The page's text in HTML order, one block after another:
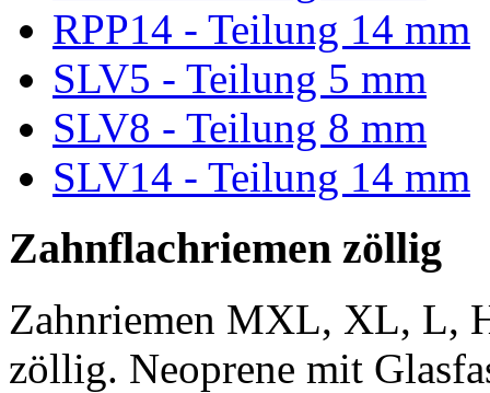
RPP14 - Teilung 14 mm
SLV5 - Teilung 5 mm
SLV8 - Teilung 8 mm
SLV14 - Teilung 14 mm
Zahnflachriemen zöllig
Zahnriemen MXL, XL, L,
zöllig. Neoprene mit